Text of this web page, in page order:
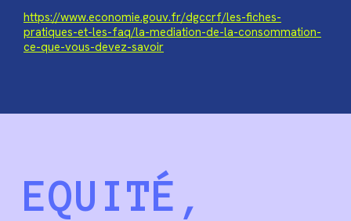
https://www.economie.gouv.fr/dgccrf/les-fiches-
pratiques-et-les-faq/la-mediation-de-la-consommation-
ce-que-vous-devez-savoir
EQUITÉ,